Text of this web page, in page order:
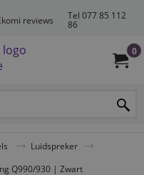
reviews
Tel 077 85 112
86
0
Luidspreker
Q990/930 | Zwart